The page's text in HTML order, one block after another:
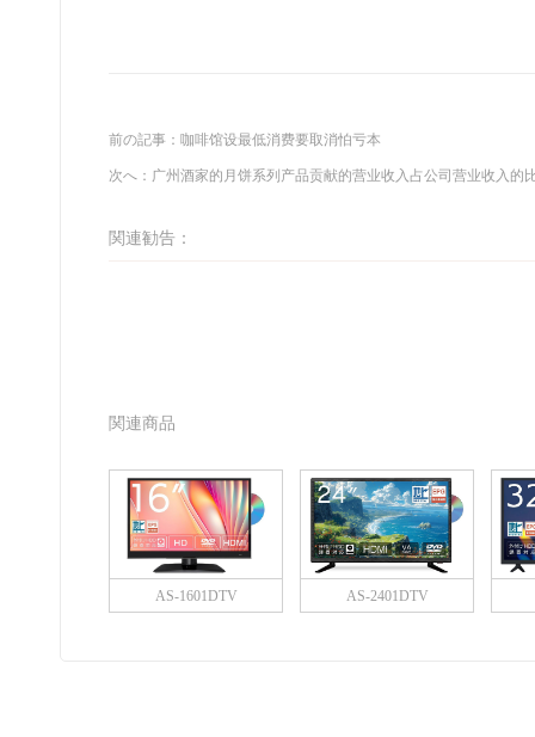
前の記事： 咖啡馆设最低消费要取消怕亏本
次へ： 广州酒家的月饼系列产品贡献的营业收入占公司营业收入的
関連勧告：
関連商品
AS-1601DTV AS-2401DTV